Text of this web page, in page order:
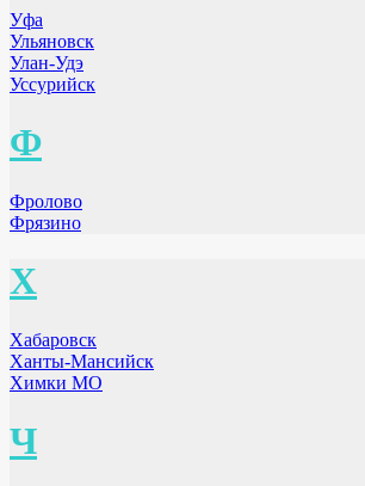
Уфа
Ульяновск
Улан-Удэ
Уссурийск
Ф
Фролово
Фрязино
Х
Хабаровск
Ханты-Мансийск
Химки МО
Ч